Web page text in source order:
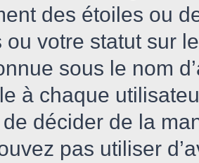
des étoiles ou
ou votre statut sur
sous le nom
à chaque
décider de la
pas utiliser